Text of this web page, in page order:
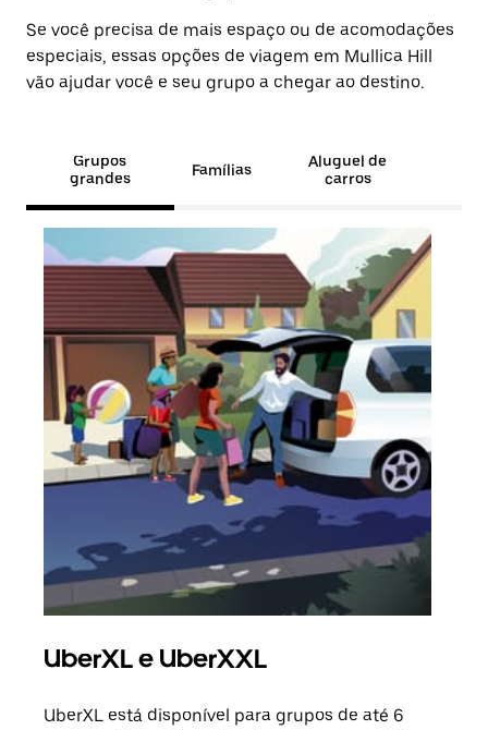
Se você precisa de mais espaço ou de acomodações
especiais, essas opções de viagem em Mullica Hill
vão ajudar você e seu grupo a chegar ao destino.
Grupos
grandes
Famílias
Aluguel de
carros
UberXL e UberXXL
UberXL está disponível para grupos de até 6